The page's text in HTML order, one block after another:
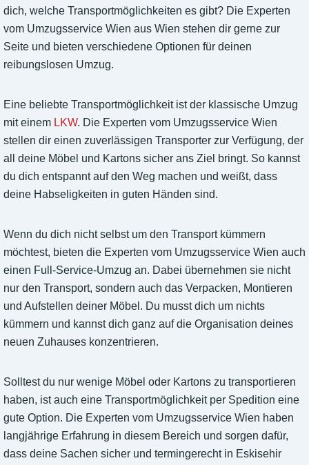
dich, welche Transportmöglichkeiten es gibt? Die Experten
vom Umzugsservice Wien aus Wien stehen dir gerne zur
Seite und bieten verschiedene Optionen für deinen
reibungslosen Umzug.
Eine beliebte Transportmöglichkeit ist der klassische Umzug
mit einem LKW. Die Experten vom Umzugsservice Wien
stellen dir einen zuverlässigen Transporter zur Verfügung, der
all deine Möbel und Kartons sicher ans Ziel bringt. So kannst
du dich entspannt auf den Weg machen und weißt, dass
deine Habseligkeiten in guten Händen sind.
Wenn du dich nicht selbst um den Transport kümmern
möchtest, bieten die Experten vom Umzugsservice Wien auch
einen Full-Service-Umzug an. Dabei übernehmen sie nicht
nur den Transport, sondern auch das Verpacken, Montieren
und Aufstellen deiner Möbel. Du musst dich um nichts
kümmern und kannst dich ganz auf die Organisation deines
neuen Zuhauses konzentrieren.
Solltest du nur wenige Möbel oder Kartons zu transportieren
haben, ist auch eine Transportmöglichkeit per Spedition eine
gute Option. Die Experten vom Umzugsservice Wien haben
langjährige Erfahrung in diesem Bereich und sorgen dafür,
dass deine Sachen sicher und termingerecht in Eskisehir